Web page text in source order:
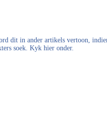
dit in ander artikels vertoon,
soek. Kyk hier onder.